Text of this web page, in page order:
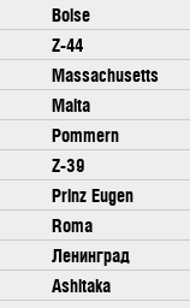
Boise
Z-44
Massachusetts
Malta
Pommern
Z-39
Prinz Eugen
Roma
Ленинград
Ashitaka